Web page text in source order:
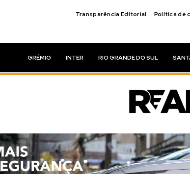
Transparência Editorial Política de
GRÊMIO INTER RIO GRANDE DO SUL